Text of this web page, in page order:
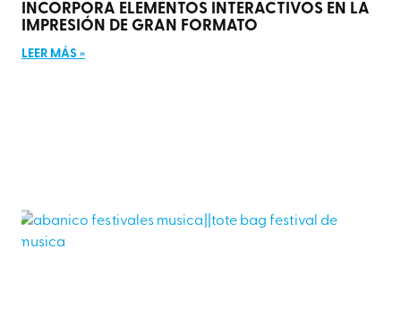
INCORPORA ELEMENTOS INTERACTIVOS EN LA
IMPRESIÓN DE GRAN FORMATO
LEER MÁS »